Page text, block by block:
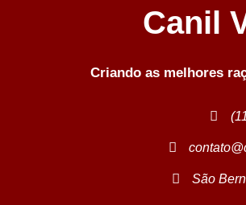
Canil
Criando as melhores
São